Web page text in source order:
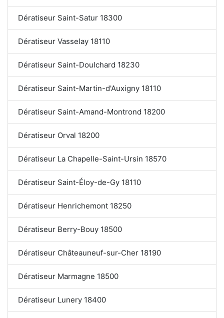
Dératiseur Saint-Satur 18300
Dératiseur Vasselay 18110
Dératiseur Saint-Doulchard 18230
Dératiseur Saint-Martin-d'Auxigny 18110
Dératiseur Saint-Amand-Montrond 18200
Dératiseur Orval 18200
Dératiseur La Chapelle-Saint-Ursin 18570
Dératiseur Saint-Éloy-de-Gy 18110
Dératiseur Henrichemont 18250
Dératiseur Berry-Bouy 18500
Dératiseur Châteauneuf-sur-Cher 18190
Dératiseur Marmagne 18500
Dératiseur Lunery 18400